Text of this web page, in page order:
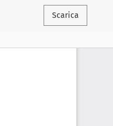
Scarica